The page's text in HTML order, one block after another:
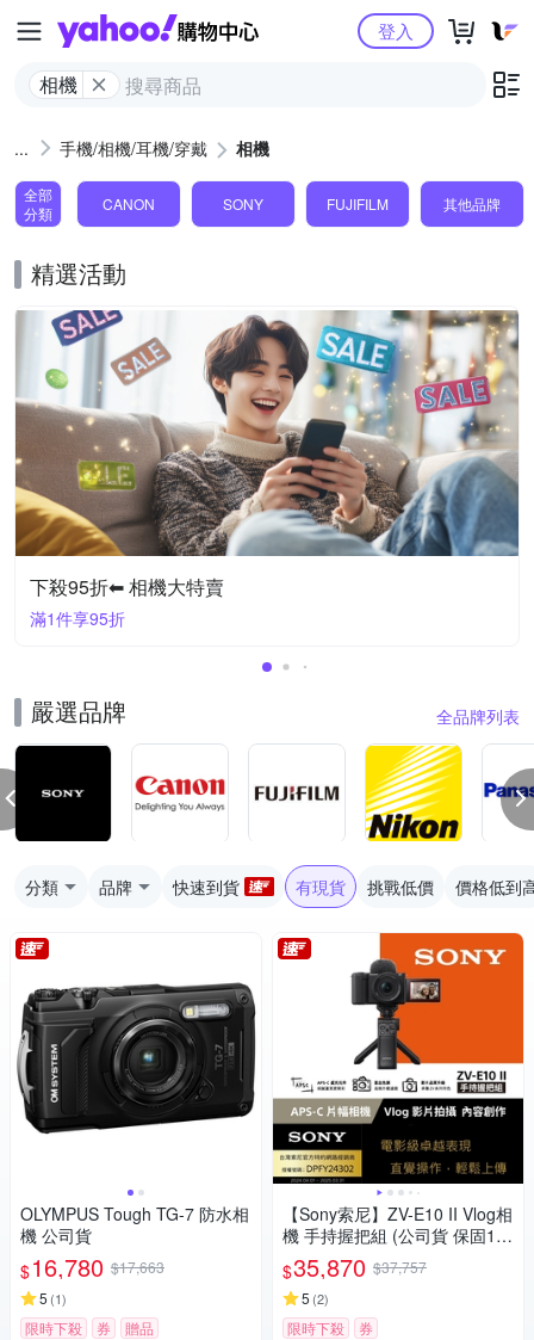
Yahoo購物中心
相機
登入
手機/相機/耳機/穿戴 相機
全部
分類
CANON SONY FUJIFILM 其他品牌
精選活動
下殺95折⬅︎ 相機大特賣
滿1件享95折
嚴選品牌 全品牌列表
分類 品牌 快速到貨 有現貨 挑戰低價 價格低到
OLYMPUS Tough TG-7 防水相
機 公司貨
$16,780 $17,663
5 (1)
限時下殺 券 贈品
【Sony索尼】ZV-E10 II Vlog相
機 手持握把組 (公司貨 保固18
+6個月)
$35,870 $37,757
5 (2)
限時下殺 券